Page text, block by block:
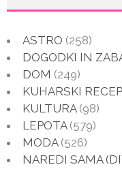
ASTRO (258)
DOGODKI IN
DOM (249)
KUHARSKI
KULTURA(98)
LEPOTA(579)
MODA(526)
NAREDI SAMA